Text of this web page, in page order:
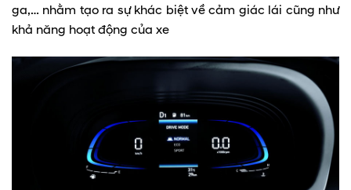
ga,… nhằm tạo ra sự khác biệt về cảm giác lái cũng như
khả năng hoạt động của xe